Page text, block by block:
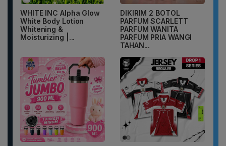
WHITE INC Alpha Glow
White Body Lotion
Whitening &
Moisturizing |...
DIKIRIM 2 BOTOL
PARFUM SCARLETT
PARFUM WANITA
PARFUM PRIA WANGI
TAHAN...